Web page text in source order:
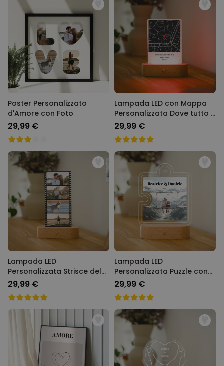
Poster Personalizzato
d'Amore con Foto
29,99 €
Lampada LED con Mappa
Personalizzata Dove tutto è
cominciato
29,99 €
Lampada LED
Personalizzata Strisce del
Film con Foto
29,99 €
Lampada LED
Personalizzata Puzzle con
Foto e Testo
29,99 €